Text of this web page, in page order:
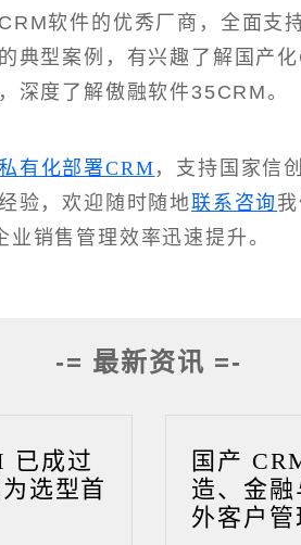
软件的优秀厂商，全面支
典型案例，有兴趣了解国产
深度了解傲融软件35CRM。
有化部署CRM，支持国家信
验，欢迎随时随地联系咨询
销售管理效率迅速提升。
-= 最新资讯 =-
已成过
选型首
国产
造、金
外客户管